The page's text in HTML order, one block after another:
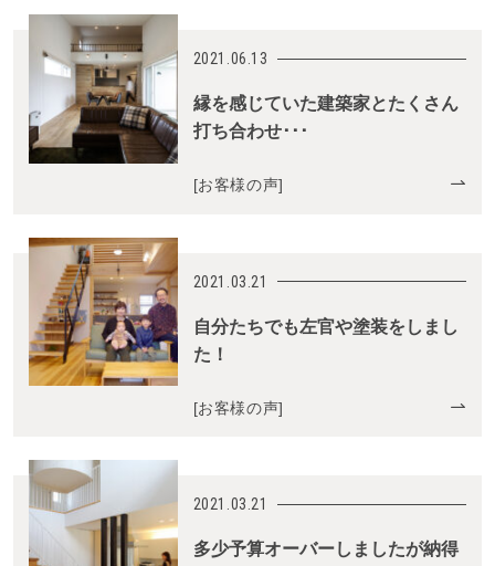
2021.06.13
縁を感じていた建築家とたくさん
打ち合わせ･･･
[お客様の声]
2021.03.21
自分たちでも左官や塗装をしまし
た！
[お客様の声]
2021.03.21
多少予算オーバーしましたが納得